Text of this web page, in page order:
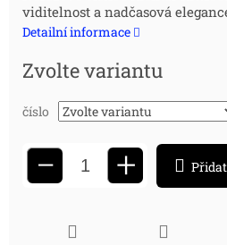
cena:
viditelnost a nadčasová
Detailní informace
Zvolte variantu
číslo
− +